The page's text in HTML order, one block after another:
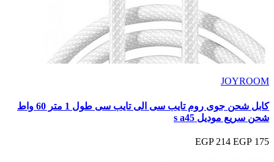
JOYROOM
كابل شحن جوى روم تايب سى الى تايب سى طول 1 متر 60 واط
شحن سريع موديل s a45
175 EGP
214 EGP